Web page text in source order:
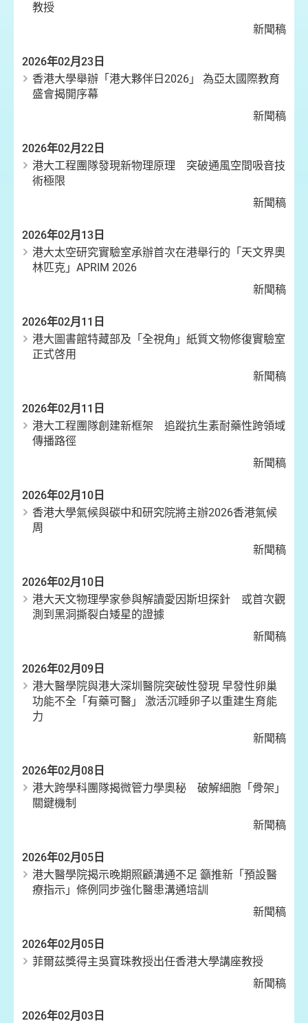
教授
新聞稿
2026年02月23日
香港大學舉辦「港大夥伴日2026」 為亞太國際教育
盛會揭開序幕
新聞稿
2026年02月22日
港大工程團隊發現新物理原理 突破通風空間吸音技
術極限
新聞稿
2026年02月13日
港大太空研究實驗室承辦首次在港舉行的「天文界奧
林匹克」APRIM 2026
新聞稿
2026年02月11日
港大圖書館特藏部及「全視角」紙質文物修復實驗室
正式啓用
新聞稿
2026年02月11日
港大工程團隊創建新框架 追蹤抗生素耐藥性跨領域
傳播路徑
新聞稿
2026年02月10日
香港大學氣候與碳中和研究院將主辦2026香港氣候
周
新聞稿
2026年02月10日
港大天文物理學家參與解讀愛因斯坦探針 或首次觀
測到黑洞撕裂白矮星的證據
新聞稿
2026年02月09日
港大醫學院與港大深圳醫院突破性發現 早發性卵巢
功能不全「有藥可醫」 激活沉睡卵子以重建生育能
力
新聞稿
2026年02月08日
港大跨學科團隊揭微管力學奧秘 破解細胞「骨架」
關鍵機制
新聞稿
2026年02月05日
港大醫學院揭示晚期照顧溝通不足 籲推新「預設醫
療指示」條例同步強化醫患溝通培訓
新聞稿
2026年02月05日
菲爾茲獎得主吳寶珠教授出任香港大學講座教授
新聞稿
2026年02月03日